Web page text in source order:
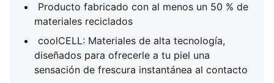
Producto fabricado con al menos un 50 % de
materiales reciclados
coolCELL: Materiales de alta tecnología,
diseñados para ofrecerle a tu piel una
sensación de frescura instantánea al contacto